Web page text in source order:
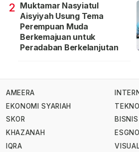
2 Muktamar Nasyiatul
Aisyiyah Usung Tema
Perempuan Muda
Berkemajuan untuk
Peradaban Berkelanjutan
AMEERA
EKONOMI SYARIAH
SKOR
KHAZANAH
IQRA
TEKNO